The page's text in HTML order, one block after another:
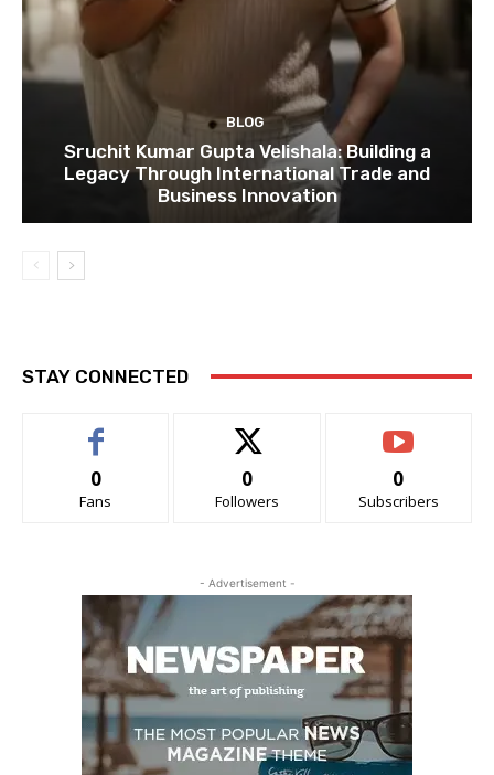
BLOG
Sruchit Kumar Gupta Velishala: Building a
Legacy Through International Trade and
Business Innovation
STAY CONNECTED
0
Fans
0
Followers
0
Subscribers
- Advertisement -